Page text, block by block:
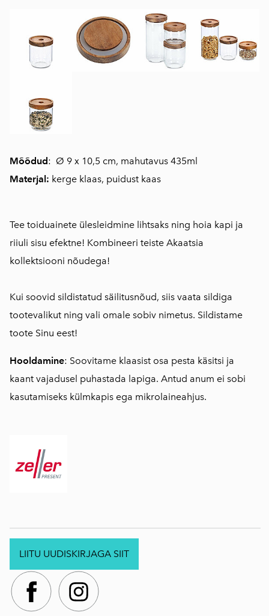
Mõõdud: Ø 9 x 10,5 cm, mahutavus 435ml
Materjal: kerge klaas, puidust kaas
Tee toiduainete ülesleidmine lihtsaks ning hoia kapi ja
riiuli sisu efektne! Kombineeri teiste Akaatsia
kollektsiooni nõudega!
Kui soovid sildistatud säilitusnõud, siis vaata sildiga
tootevalikut ning vali omale sobiv nimetus. Sildistame
toote Sinu eest!
Hooldamine: Soovitame klaasist osa pesta käsitsi ja
kaant vajadusel puhastada lapiga. Antud anum ei sobi
kasutamiseks külmkapis ega mikrolaineahjus.
LIITU UUDISKIRJAGA SIIT